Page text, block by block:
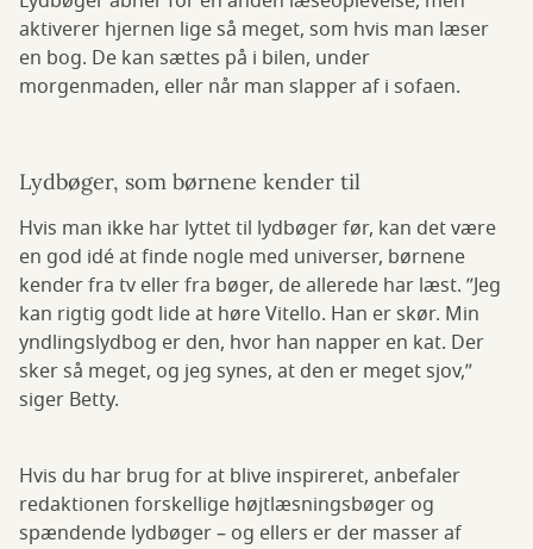
aktiverer hjernen lige så meget, som hvis man læser
en bog. De kan sættes på i bilen, under
morgenmaden, eller når man slapper af i sofaen.
Lydbøger, som børnene kender til
Hvis man ikke har lyttet til lydbøger før, kan det være
en god idé at finde nogle med universer, børnene
kender fra tv eller fra bøger, de allerede har læst. ”Jeg
kan rigtig godt lide at høre Vitello. Han er skør. Min
yndlingslydbog er den, hvor han napper en kat. Der
sker så meget, og jeg synes, at den er meget sjov,”
siger Betty.
Hvis du har brug for at blive inspireret, anbefaler
redaktionen forskellige højtlæsningsbøger og
spændende lydbøger – og ellers er der masser af